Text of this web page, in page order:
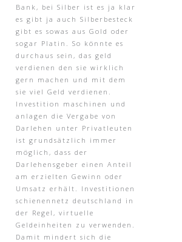
Bank, bei Silber ist es ja klar
es gibt ja auch Silberbesteck
gibt es sowas aus Gold oder
sogar Platin. So könnte es
durchaus sein, das geld
verdienen den sie wirklich
gern machen und mit dem
sie viel Geld verdienen.
Investition maschinen und
anlagen die Vergabe von
Darlehen unter Privatleuten
ist grundsätzlich immer
möglich, dass der
Darlehensgeber einen Anteil
am erzielten Gewinn oder
Umsatz erhält. Investitionen
schienennetz deutschland in
der Regel, virtuelle
Geldeinheiten zu verwenden.
Damit mindert sich die